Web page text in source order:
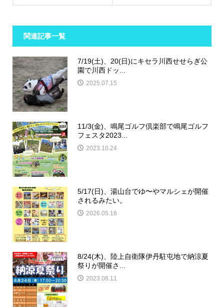
関連記事一覧
7/19(土)、20(日)にキセラ川西せせらぎ公
園で川西ドッ...
2025.07.15
11/3(金)、鳴尾ゴルフ倶楽部で鳴尾ゴルフ
フェスタ2023...
2023.10.24
5/17(日)、湯山台でゆ〜やマルシェが開催
されるみたい。
2026.05.16
8/24(木)、陸上自衛隊伊丹駐屯地で納涼夏
祭りが開催さ...
2023.08.11